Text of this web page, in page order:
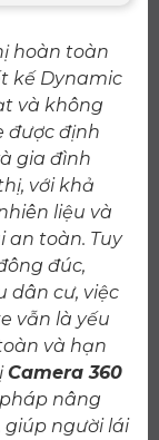
hoàn toàn
kế Dynamic
và không
được định
gia đình
với khả
liệu và
an toàn. Tuy
đúc,
dân cư, việc
vẫn là yếu
và hạn
Camera 360
nâng
giúp người lái